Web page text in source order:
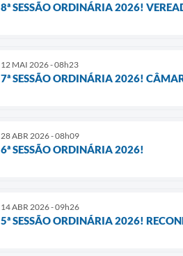
8ª SESSÃO ORDINÁRIA 2026!
12 MAI 2026 - 08h23
7ª SESSÃO ORDINÁRIA 2026!
28 ABR 2026 - 08h09
6ª SESSÃO ORDINÁRIA 2026!
14 ABR 2026 - 09h26
5ª SESSÃO ORDINÁRIA 2026!